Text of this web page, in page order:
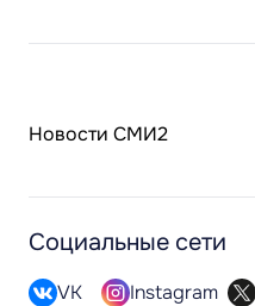
Новости СМИ2
Социальные сети
VK Instagram